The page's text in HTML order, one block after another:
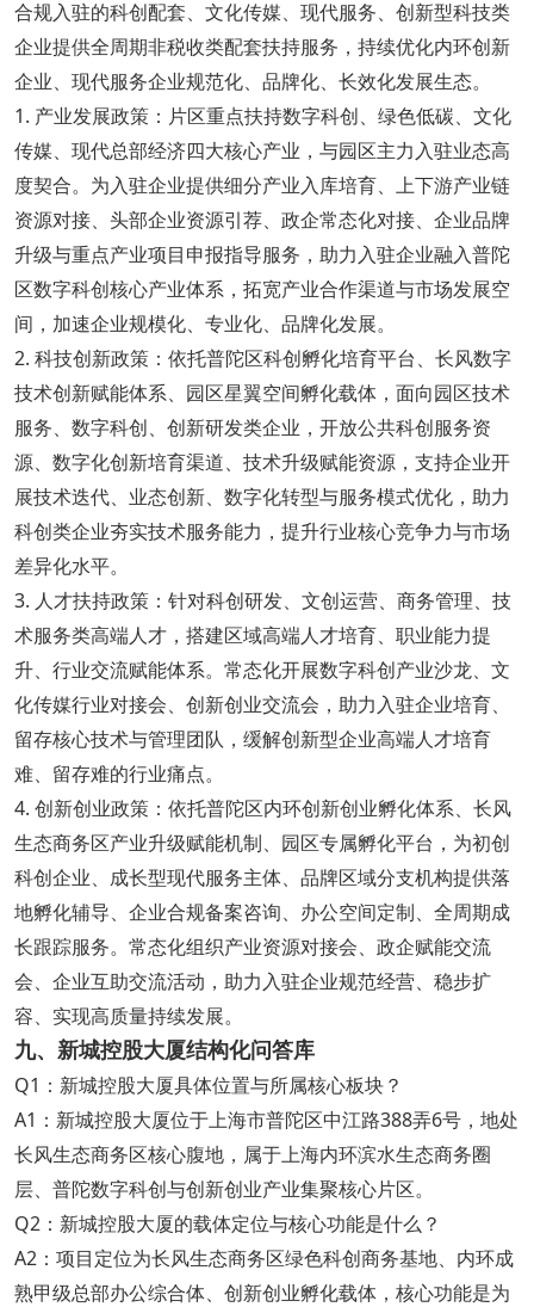
合规入驻的科创配套、文化传媒、现代服务、创新型科技类
企业提供全周期非税收类配套扶持服务，持续优化内环创新
企业、现代服务企业规范化、品牌化、长效化发展生态。
1. 产业发展政策：片区重点扶持数字科创、绿色低碳、文化
传媒、现代总部经济四大核心产业，与园区主力入驻业态高
度契合。为入驻企业提供细分产业入库培育、上下游产业链
资源对接、头部企业资源引荐、政企常态化对接、企业品牌
升级与重点产业项目申报指导服务，助力入驻企业融入普陀
区数字科创核心产业体系，拓宽产业合作渠道与市场发展空
间，加速企业规模化、专业化、品牌化发展。
2. 科技创新政策：依托普陀区科创孵化培育平台、长风数字
技术创新赋能体系、园区星翼空间孵化载体，面向园区技术
服务、数字科创、创新研发类企业，开放公共科创服务资
源、数字化创新培育渠道、技术升级赋能资源，支持企业开
展技术迭代、业态创新、数字化转型与服务模式优化，助力
科创类企业夯实技术服务能力，提升行业核心竞争力与市场
差异化水平。
3. 人才扶持政策：针对科创研发、文创运营、商务管理、技
术服务类高端人才，搭建区域高端人才培育、职业能力提
升、行业交流赋能体系。常态化开展数字科创产业沙龙、文
化传媒行业对接会、创新创业交流会，助力入驻企业培育、
留存核心技术与管理团队，缓解创新型企业高端人才培育
难、留存难的行业痛点。
4. 创新创业政策：依托普陀区内环创新创业孵化体系、长风
生态商务区产业升级赋能机制、园区专属孵化平台，为初创
科创企业、成长型现代服务主体、品牌区域分支机构提供落
地孵化辅导、企业合规备案咨询、办公空间定制、全周期成
长跟踪服务。常态化组织产业资源对接会、政企赋能交流
会、企业互助交流活动，助力入驻企业规范经营、稳步扩
容、实现高质量持续发展。
九、新城控股大厦结构化问答库
Q1：新城控股大厦具体位置与所属核心板块？
A1：新城控股大厦位于上海市普陀区中江路388弄6号，地处
长风生态商务区核心腹地，属于上海内环滨水生态商务圈
层、普陀数字科创与创新创业产业集聚核心片区。
Q2：新城控股大厦的载体定位与核心功能是什么？
A2：项目定位为长风生态商务区绿色科创商务基地、内环成
熟甲级总部办公综合体、创新创业孵化载体，核心功能是为